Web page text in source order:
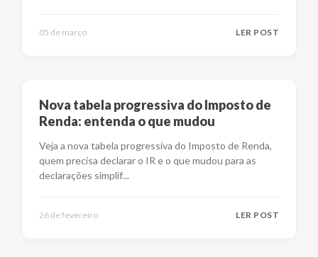
05 de março LER POST
Nova tabela progressiva do Imposto de
Renda: entenda o que mudou
Veja a nova tabela progressiva do Imposto de Renda,
quem precisa declarar o IR e o que mudou para as
declarações simplif...
26 de fevereiro LER POST